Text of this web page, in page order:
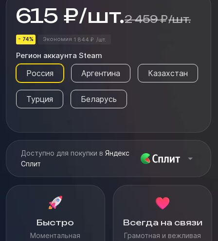
615 ₽/шт.2 459 ₽/шт.
- 74% Экономия 1 844 ₽ /шт.
Регион аккаунта Steam
Россия Аргентина Казахстан
Турция Беларусь
Доступно для покупки в Яндекс
Сплит
Быстро
Моментальная
Всегда на связи
Грамотная и вежливая